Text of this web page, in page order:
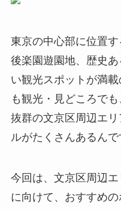
東京の中心部に位置
後楽園遊園地、歴史
い観光スポットが満
も観光・見どころで
抜群の文京区周辺エ
ルがたくさんあるんで
今回は、文京区周辺
に向けて、おすすめ